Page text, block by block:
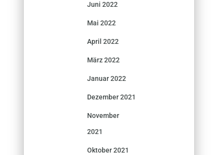
Juni 2022
Mai 2022
April 2022
März 2022
Januar 2022
Dezember 2021
November
2021
Oktober 2021